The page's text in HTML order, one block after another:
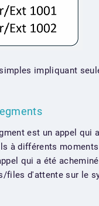
impliquant
est un appel qui
à différents
qui a été
files d'attente sur le